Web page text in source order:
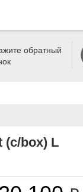
обратный
(c/box) L